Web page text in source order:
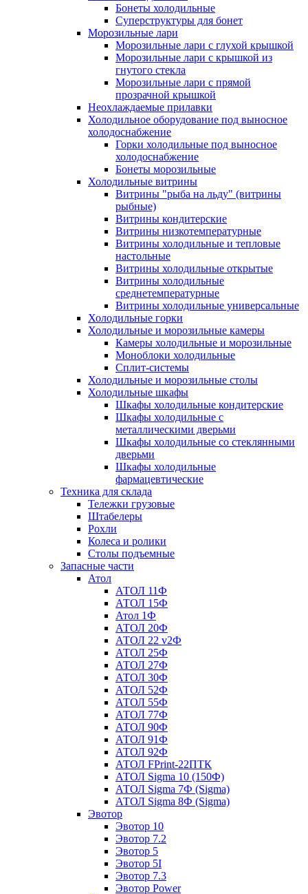
Бонеты холодильные
Суперструктуры для бонет
Морозильные лари
Морозильные лари с глухой крышкой
Морозильные лари с крышкой из
гнутого стекла
Морозильные лари с прямой
прозрачной крышкой
Неохлаждаемые прилавки
Холодильное оборудование под выносное
холодоснабжение
Горки холодильные под выносное
холодоснабжение
Бонеты морозильные
Холодильные витрины
Витрины "рыба на льду" (витрины
рыбные)
Витрины кондитерские
Витрины низкотемпературные
Витрины холодильные и тепловые
настольные
Витрины холодильные открытые
Витрины холодильные
среднетемпературные
Витрины холодильные универсальные
Холодильные горки
Холодильные и морозильные камеры
Камеры холодильные и морозильные
Моноблоки холодильные
Сплит-системы
Холодильные и морозильные столы
Холодильные шкафы
Шкафы холодильные кондитерские
Шкафы холодильные с
металлическими дверьми
Шкафы холодильные со стеклянными
дверьми
Шкафы холодильные
фармацевтические
Техника для склада
Тележки грузовые
Штабелеры
Рохли
Колеса и ролики
Столы подъемные
Запасные части
Атол
АТОЛ 11Ф
АТОЛ 15Ф
Атол 1Ф
АТОЛ 20Ф
АТОЛ 22 v2Ф
АТОЛ 25Ф
АТОЛ 27Ф
АТОЛ 30Ф
АТОЛ 52Ф
АТОЛ 55Ф
АТОЛ 77Ф
АТОЛ 90Ф
АТОЛ 91Ф
АТОЛ 92Ф
АТОЛ FPrint-22ПТК
АТОЛ Sigma 10 (150Ф)
АТОЛ Sigma 7Ф (Sigma)
АТОЛ Sigma 8Ф (Sigma)
Эвотор
Эвотор 10
Эвотор 7.2
Эвотор 5
Эвотор 5I
Эвотор 7.3
Эвотор Power